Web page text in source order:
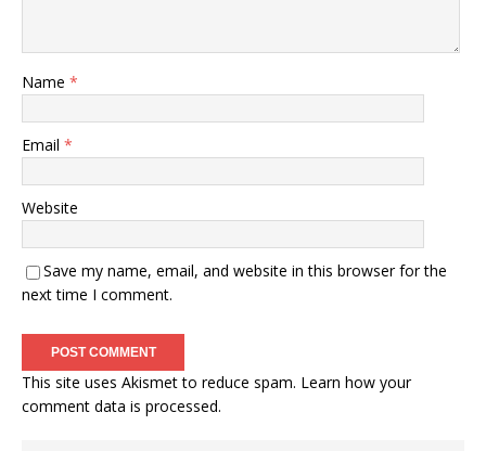
Name *
Email *
Website
Save my name, email, and website in this browser for the
next time I comment.
This site uses Akismet to reduce spam. Learn how your
comment data is processed.